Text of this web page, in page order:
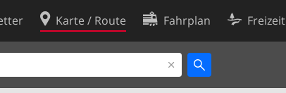
Karte / Route Fahrplan Freizeit
Cookie-Richtlinie
Cookie-Einstellungen